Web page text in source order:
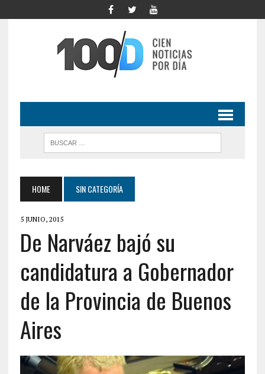
HOME SIN CATEGORÍA
5 JUNIO, 2015
De Narváez bajó su
candidatura a Gobernador
de la Provincia de Buenos
Aires